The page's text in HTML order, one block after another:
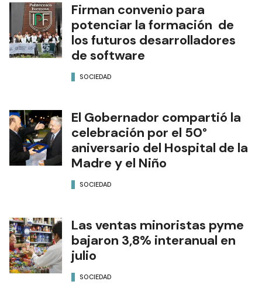
Firman convenio para
potenciar la formación de
los futuros desarrolladores
de software
SOCIEDAD
El Gobernador compartió la
celebración por el 50°
aniversario del Hospital de la
Madre y el Niño
SOCIEDAD
Las ventas minoristas pyme
bajaron 3,8% interanual en
julio
SOCIEDAD